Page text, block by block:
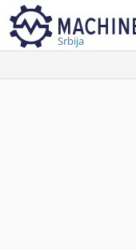
Srbija